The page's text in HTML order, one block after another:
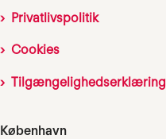
Privatlivspolitik
Cookies
Tilgængelighedserklæring
København